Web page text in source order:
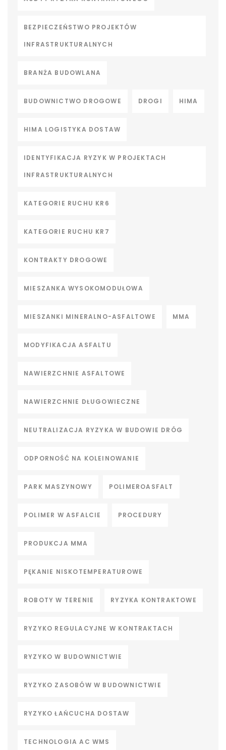
BEZPIECZEŃSTWO PROJEKTÓW
INFRASTRUKTURALNYCH
BRANŻA BUDOWLANA
BUDOWNICTWO DROGOWE DROGI HIMA
HIMA LOGISTYKA DOSTAW
IDENTYFIKACJA RYZYK W PROJEKTACH
INFRASTRUKTURALNYCH
KATEGORIE RUCHU KR6
KATEGORIE RUCHU KR7
KONTRAKTY DROGOWE
MIESZANKA WYSOKOMODUŁOWA
MIESZANKI MINERALNO-ASFALTOWE MMA
MODYFIKACJA ASFALTU
NAWIERZCHNIE ASFALTOWE
NAWIERZCHNIE DŁUGOWIECZNE
NEUTRALIZACJA RYZYKA W BUDOWIE DRÓG
ODPORNOŚĆ NA KOLEINOWANIE
PARK MASZYNOWY POLIMEROASFALT
POLIMER W ASFALCIE PROCEDURY
PRODUKCJA MMA
PĘKANIE NISKOTEMPERATUROWE
ROBOTY W TERENIE RYZYKA KONTRAKTOWE
RYZYKO REGULACYJNE W KONTRAKTACH
RYZYKO W BUDOWNICTWIE
RYZYKO ZASOBÓW W BUDOWNICTWIE
RYZYKO ŁAŃCUCHA DOSTAW
TECHNOLOGIA AC WMS